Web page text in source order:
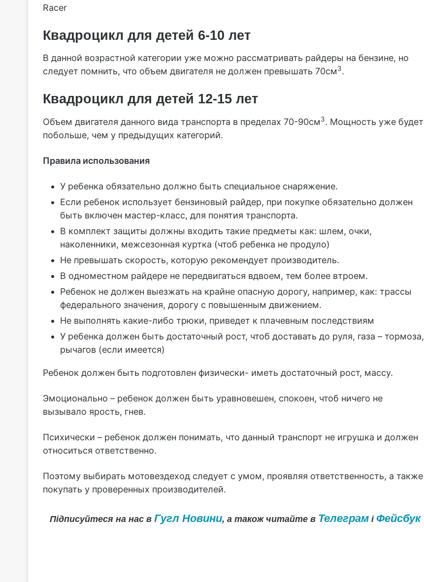
Racer
Квадроцикл для детей 6-10 лет
В данной возрастной категории уже можно рассматривать райдеры на бензине, но
следует помнить, что объем двигателя не должен превышать 70см3.
Квадроцикл для детей 12-15 лет
Объем двигателя данного вида транспорта в пределах 70-90см3. Мощность уже будет
побольше, чем у предыдущих категорий.
Правила использования
У ребенка обязательно должно быть специальное снаряжение.
Если ребенок использует бензиновый райдер, при покупке обязательно должен
быть включен мастер-класс, для понятия транспорта.
В комплект защиты должны входить такие предметы как: шлем, очки,
наколенники, межсезонная куртка (чтоб ребенка не продуло)
Не превышать скорость, которую рекомендует производитель.
В одноместном райдере не передвигаться вдвоем, тем более втроем.
Ребенок не должен выезжать на крайне опасную дорогу, например, как: трассы
федерального значения, дорогу с повышенным движением.
Не выполнять какие-либо трюки, приведет к плачевным последствиям
У ребенка должен быть достаточный рост, чтоб доставать до руля, газа – тормоза,
рычагов (если имеется)
Ребенок должен быть подготовлен физически- иметь достаточный рост, массу.
Эмоционально – ребенок должен быть уравновешен, спокоен, чтоб ничего не
вызывало ярость, гнев.
Психически – ребенок должен понимать, что данный транспорт не игрушка и должен
относиться ответственно.
Поэтому выбирать мотовездеход следует с умом, проявляя ответственность, а также
покупать у проверенных производителей.
Підписуйтеся на нас в Гугл Новини, а також читайте в Телеграмі Фейсбук